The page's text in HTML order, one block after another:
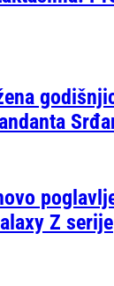
Z serije